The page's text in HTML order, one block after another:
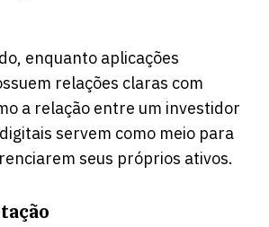
enquanto aplicações
relações claras com
a relação entre um investidor
servem como meio para
seus próprios ativos.